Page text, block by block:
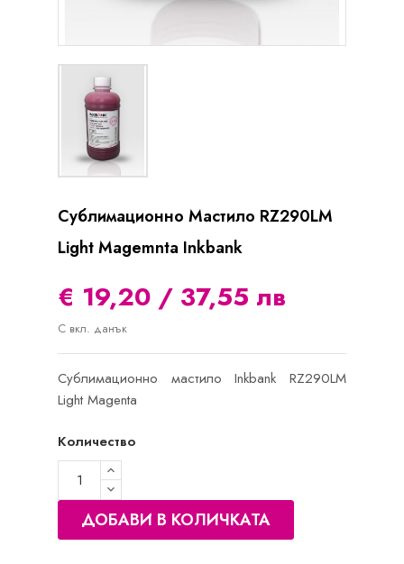
Сублимационно Мастило RZ290LM
Light Magemnta Inkbank
€ 19,20 / 37,55 лв
С вкл. данък
Сублимационно мастило Inkbank RZ290LM
Light Magenta
Количество
ДОБАВИ В КОЛИЧКАТА